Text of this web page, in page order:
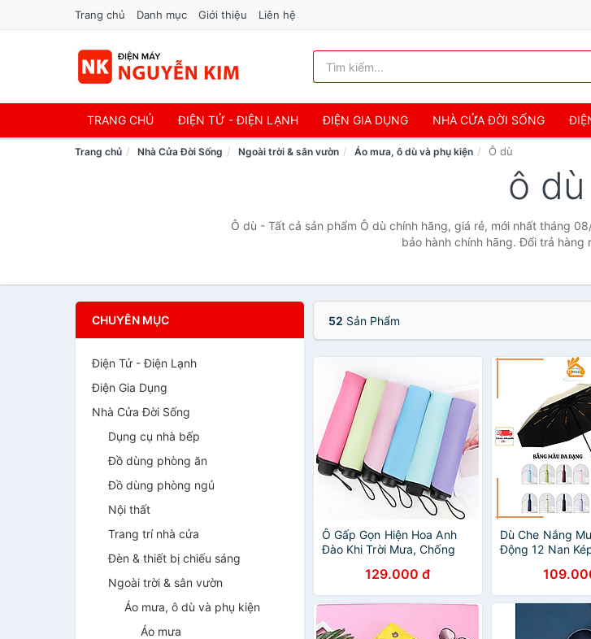
Trang chủ Danh mục Giới thiệu Liên hệ
TRANG CHỦ ĐIỆN TỬ - ĐIỆN LẠNH ĐIỆN GIA DỤNG NHÀ CỬA ĐỜI SỐNG
Trang chủ Nhà Cửa Đời Sống Ngoài trời & sân vườn Áo mưa, ô dù và phụ kiện Ô dù
ô dù
Ô dù - Tất cả sản phẩm Ô dù chính hãng, giá rẻ, mới nhất tháng
bảo hành chính hãng. Đổi trả hàng
CHUYÊN MỤC
Điện Tử - Điện Lạnh
Điện Gia Dụng
Nhà Cửa Đời Sống
Dụng cụ nhà bếp
Đồ dùng phòng ăn
Đồ dùng phòng ngủ
Nội thất
Trang trí nhà cửa
Đèn & thiết bị chiếu sáng
Ngoài trời & sân vườn
Áo mưa, ô dù và phụ kiện
Áo mưa
52 Sản Phẩm
Ô Gấp Gọn Hiện Hoa Anh
Đào Khi Trời Mưa, Chống
– Giao Màu Ngẫu Nhiên
129.000 đ
Dù Che Nắng
Động 12 Nan
Nhỏ Gọn Tiện